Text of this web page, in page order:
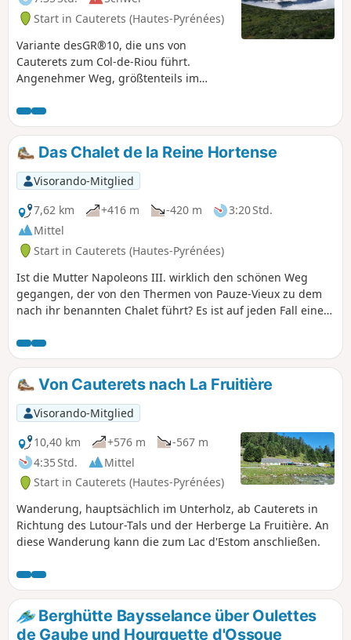
Start in Cauterets (Hautes-Pyrénées)
Variante desGR®10, die uns von
Cauterets zum Col-de-Riou führt.
Angenehmer Weg, größtenteils im
Almweiden bis zum Pass. Genießen Sie
im Sommer auf dem Weg zum Pass die
herrlichen Azaleenfelder.
Wunderschöner Ausblick vom Pass auf
die Täler von Cauterets und Luz-Saint-
Sauveur und die umliegenden Gipfel.
Das Chalet de la Reine Hortense
Visorando-Mitglied
7,62 km
+416 m -420 m
3:20 Std.
Mittel
Start in Cauterets (Hautes-Pyrénées)
Ist die Mutter Napoleons III. wirklich den schönen Weg
gegangen, der von den Thermen von Pauze-Vieux zu dem
nach ihr benannten Chalet führt? Es ist auf jeden Fall eine
den Moun Né oder Pic de Monné (2724 m). Auch wenn diese
Wanderung keine besonderen Schwierigkeiten bereithält,
ist dennoch zu beachten, dass der Abstieg nach Cancéru
ziemlich steil ist. Nicht geeignet für Menschen mit
schwachen Knien. Der Rückweg nach Cauterets führt über
den Mamelon Vert.
Von Cauterets nach La Fruitière
Visorando-Mitglied
10,40 km
+576 m
-567 m
4:35 Std.
Mittel
Start in Cauterets (Hautes-Pyrénées)
Wanderung, hauptsächlich im Unterholz, ab Cauterets in
Richtung des Lutour-Tals und der Herberge La Fruitière. An
diese Wanderung kann die zum Lac d'Estom anschließen.
Berghütte Baysselance über Oulettes
de Gaube und Hourquette d'Ossoue